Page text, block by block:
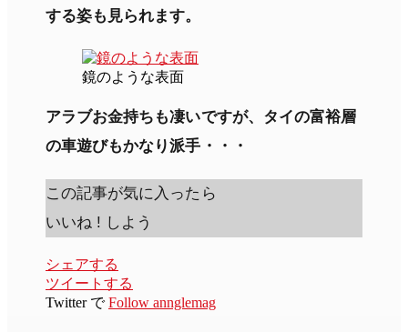
する姿も見られます。
鏡のような表面
アラブお金持ちも凄いですが、タイの富裕層
の車遊びもかなり派手・・・
この記事が気に入ったら
いいね ! しよう
シェアする
ツイートする
Twitter でFollow annglemag